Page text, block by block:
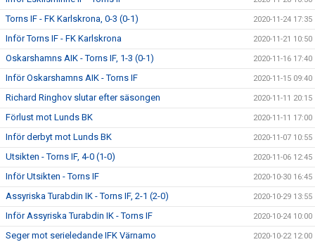
Torns IF - FK Karlskrona, 0-3 (0-1) 2020-11-24 17:35
Inför Torns IF - FK Karlskrona 2020-11-21 10:50
Oskarshamns AIK - Torns IF, 1-3 (0-1) 2020-11-16 17:40
Inför Oskarshamns AIK - Torns IF 2020-11-15 09:40
Richard Ringhov slutar efter säsongen 2020-11-11 20:15
Förlust mot Lunds BK 2020-11-11 17:00
Inför derbyt mot Lunds BK 2020-11-07 10:55
Utsikten - Torns IF, 4-0 (1-0) 2020-11-06 12:45
Inför Utsikten - Torns IF 2020-10-30 16:45
Assyriska Turabdin IK - Torns IF, 2-1 (2-0) 2020-10-29 13:55
Inför Assyriska Turabdin IK - Torns IF 2020-10-24 10:00
Seger mot serieledande IFK Värnamo 2020-10-22 12:00